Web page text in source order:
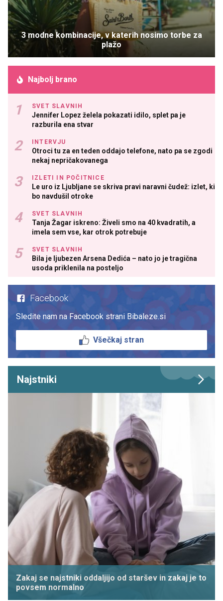
3 modne kombinacije, v katerih nosimo torbe za
plažo
Najbolj brano
SVET SLAVNIH
Jennifer Lopez želela pokazati idilo, splet pa je
razburila ena stvar
INTERVJU
Otroci tu za en teden oddajo telefone, nato pa se zgodi
nekaj nepričakovanega
IZLETI IN POČITNICE
Le uro iz Ljubljane se skriva pravi naravni čudež: izlet, ki
bo navdušil otroke
SVET SLAVNIH
Tanja Žagar iskreno: Živeli smo na 40 kvadratih, a
imela sem vse, kar otrok potrebuje
SVET SLAVNIH
Bila je ljubezen Arsena Dedića – nato jo je tragična
usoda priklenila na posteljo
Facebook
Sledite nam na Facebook strani Bibaleze.si
Všečkaj stran
Najstniki
Zakaj se najstniki oddaljijo od staršev in zakaj je to
povsem normalno